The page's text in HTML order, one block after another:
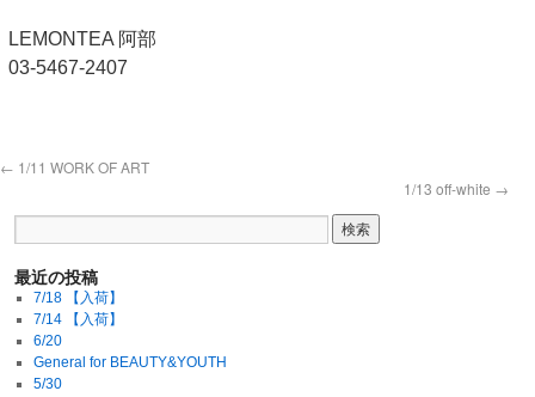
LEMONTEA 阿部
03-5467-2407
← 1/11 WORK OF ART
1/13 off-white →
最近の投稿
7/18 【入荷】
7/14 【入荷】
6/20
General for BEAUTY&YOUTH
5/30